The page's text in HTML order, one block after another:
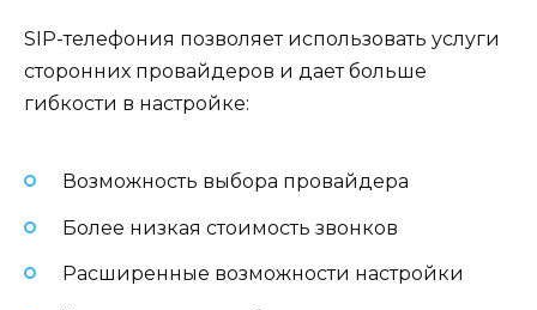
SIP-телефония позволяет использовать услуги
сторонних провайдеров и дает больше
гибкости в настройке:
Возможность выбора провайдера
Более низкая стоимость звонков
Расширенные возможности настройки